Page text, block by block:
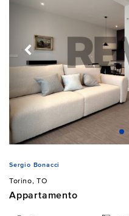
Sergio Bonacci
Torino, TO
Appartamento